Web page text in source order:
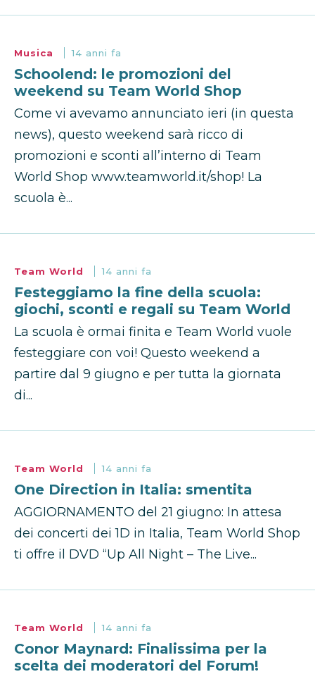
Musica 14 anni fa
Schoolend: le promozioni del
weekend su Team World Shop
Come vi avevamo annunciato ieri (in questa
news), questo weekend sarà ricco di
promozioni e sconti all’interno di Team
World Shop www.teamworld.it/shop! La
scuola è...
Team World 14 anni fa
Festeggiamo la fine della scuola:
giochi, sconti e regali su Team World
La scuola è ormai finita e Team World vuole
festeggiare con voi! Questo weekend a
partire dal 9 giugno e per tutta la giornata
di...
Team World 14 anni fa
One Direction in Italia: smentita
AGGIORNAMENTO del 21 giugno: In attesa
dei concerti dei 1D in Italia, Team World Shop
ti offre il DVD “Up All Night – The Live...
Team World 14 anni fa
Conor Maynard: Finalissima per la
scelta dei moderatori del Forum!